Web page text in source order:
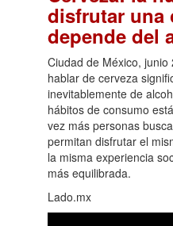
disfrutar una
depende del
Ciudad de México,
hablar de cerveza
inevitablemente de
hábitos de consumo
vez más personas
permitan disfrutar el
la misma experiencia
más equilibrada.
Lado.mx